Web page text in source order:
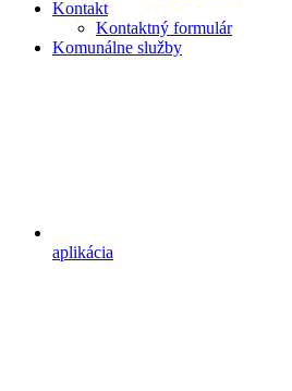
Kontakt
Kontaktný formulár
Komunálne služby
aplikácia